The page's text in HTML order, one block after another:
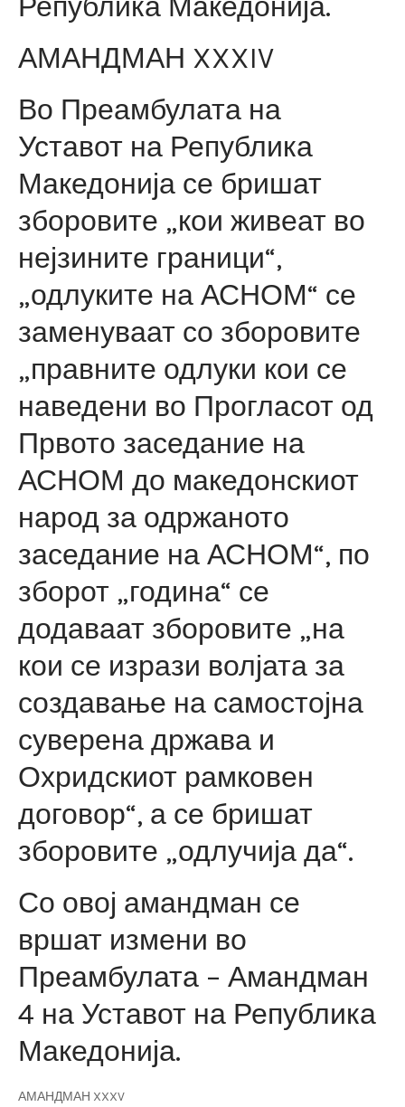
АМАНДМАН XXXIV
Во Преамбулата на
Уставот на Република
Македонија се бришат
зборовите „кои живеат во
нејзините граници“,
„одлуките на АСНОМ“ се
заменуваат со зборовите
„правните одлуки кои се
наведени во Прогласот од
Првото заседание на
АСНОМ до македонскиот
народ за одржаното
заседание на АСНОМ“, по
зборот „година“ се
додаваат зборовите „на
кои се изрази волјата за
создавање на самостојна
суверена држава и
Охридскиот рамковен
договор“, а се бришат
зборовите „одлучија да“.
Со овој амандман се
вршат измени во
Преамбулата – Амандман
4 на Уставот на Република
Македонија.
АМАНДМАН XXXV